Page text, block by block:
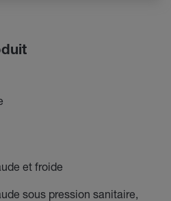
et froide
sous pression sanitaire,